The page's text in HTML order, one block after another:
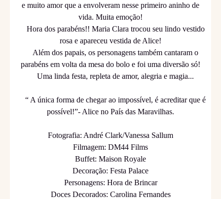
e muito amor que a envolveram nesse primeiro aninho de
vida. Muita emoção!
Hora dos parabéns!! Maria Clara trocou seu lindo vestido
rosa e apareceu vestida de Alice!
Além dos papais, os personagens também cantaram o
parabéns em volta da mesa do bolo e foi uma diversão só!
Uma linda festa, repleta de amor, alegria e magia...
“ A única forma de chegar ao impossível, é acreditar que é
possível!”- Alice no País das Maravilhas.
Fotografia: André Clark/Vanessa Sallum
Filmagem: DM44 Films
Buffet: Maison Royale
Decoração: Festa Palace
Personagens: Hora de Brincar
Doces Decorados: Carolina Fernandes